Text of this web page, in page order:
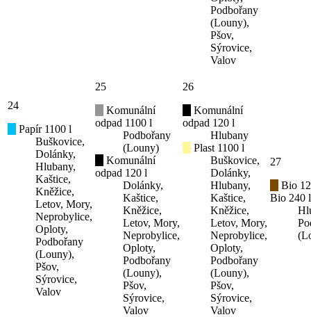
Podbořany
(Louny),
Pšov,
Sýrovice,
Valov
24
Papír 1100 l
Buškovice,
Dolánky,
Hlubany,
Kaštice,
Kněžice,
Letov, Mory,
Neprobylice,
Oploty,
Podbořany
(Louny),
Pšov,
Sýrovice,
Valov
25
Komunální
odpad 1100 l
Podbořany
(Louny)
Komunální
odpad 120 l
Dolánky,
Kaštice,
Kněžice,
Letov, Mory,
Neprobylice,
Oploty,
Podbořany
(Louny),
Pšov,
Sýrovice,
Valov
26
Komunální
odpad 120 l
Hlubany
Plast 1100 l
Buškovice,
Dolánky,
Hlubany,
Kaštice,
Kněžice,
Letov, Mory,
Neprobylice,
Oploty,
Podbořany
(Louny),
Pšov,
Sýrovice,
Valov
27
Bio
Bio 240 l